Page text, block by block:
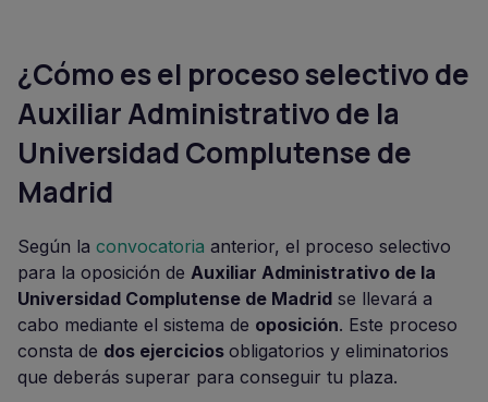
¿Cómo es el proceso selectivo de
Auxiliar Administrativo de la
Universidad Complutense de
Madrid
Según la convocatoria anterior, el proceso selectivo
para la oposición de Auxiliar Administrativo de la
Universidad Complutense de Madrid se llevará a
cabo mediante el sistema de oposición. Este proceso
consta de dos ejercicios obligatorios y eliminatorios
que deberás superar para conseguir tu plaza.